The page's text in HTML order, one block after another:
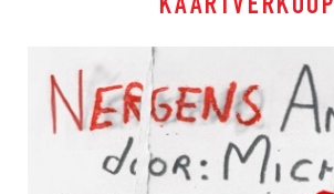
KAARTVERKOOP